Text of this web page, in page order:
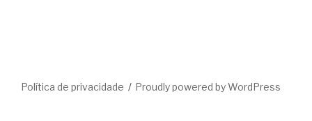
Política de privacidade Proudly powered by WordPress